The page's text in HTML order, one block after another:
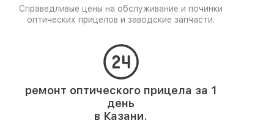
Справедливые цены на обслуживание и починки
оптических прицелов и заводские запчасти.
ремонт оптического прицела за 1
день
в Казани.